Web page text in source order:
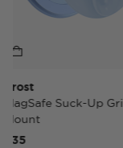
Suck-Up Grip &